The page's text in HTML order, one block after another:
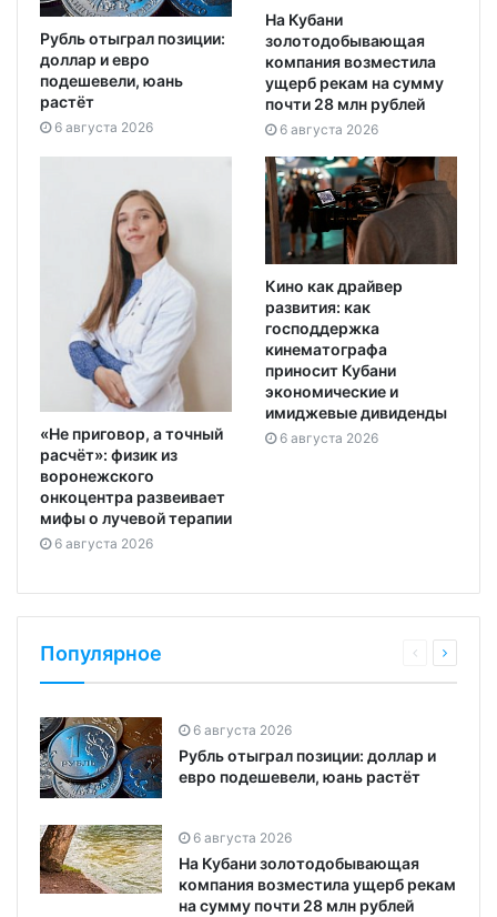
Рубль отыграл позиции:
доллар и евро
подешевели, юань
растёт
6 августа 2026
На Кубани
золотодобывающая
компания возместила
ущерб рекам на сумму
почти 28 млн рублей
6 августа 2026
«Не приговор, а точный
расчёт»: физик из
воронежского
онкоцентра развеивает
мифы о лучевой терапии
6 августа 2026
Кино как драйвер
развития: как
господдержка
кинематографа
приносит Кубани
экономические и
имиджевые дивиденды
6 августа 2026
Популярное
6 августа 2026
Рубль отыграл позиции: доллар и
евро подешевели, юань растёт
6 августа 2026
На Кубани золотодобывающая
компания возместила ущерб рекам
на сумму почти 28 млн рублей